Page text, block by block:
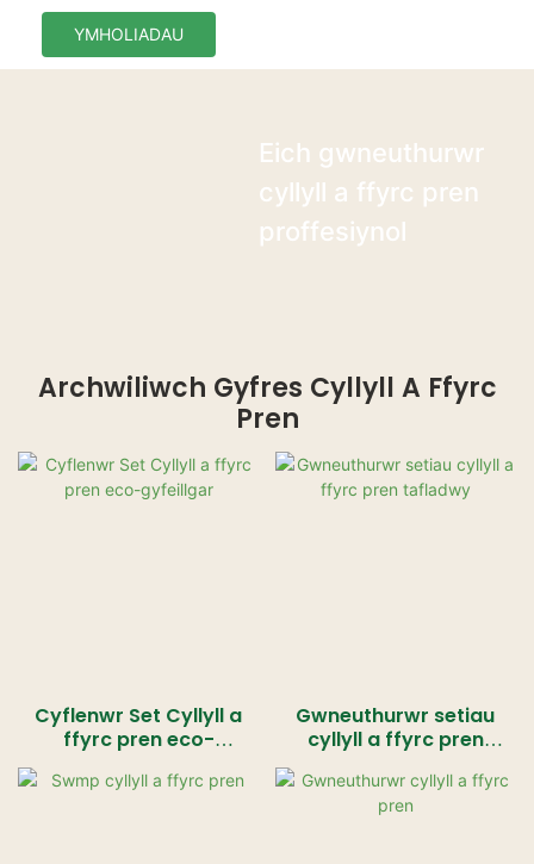
YMHOLIADAU
Eich gwneuthurwr
cyllyll a ffyrc pren
proffesiynol
Archwiliwch Gyfres Cyllyll A Ffyrc
Pren
Cyflenwr Set Cyllyll a
ffyrc pren eco-
Gwneuthurwr setiau
cyllyll a ffyrc pren